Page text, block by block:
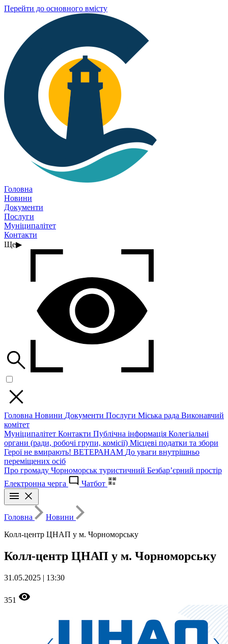
Перейти до основного вмісту
Головна
Новини
Документи
Послуги
Муніципалітет
Контакти
Ще▶
Головна Новини Документи Послуги Міська рада Виконавчий
комітет
Муніципалітет Контакти Публічна інформація Колегіальні
органи (ради, робочі групи, комісії) Місцеві податки та збори
Герої не вмирають! ВЕТЕРАНАМ До уваги внутрішньо
переміщених осіб
Про громаду Чорноморськ туристичний Безбар’єрний простір
Електронна черга
Чатбот
Головна
Новини
Колл-центр ЦНАП у м. Чорноморську
Колл-центр ЦНАП у м. Чорноморську
31.05.2025 | 13:30
351